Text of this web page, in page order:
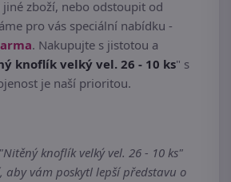
zboží, nebo odstoupit od
pro vás speciální nabídku -
. Nakupujte s jistotou a
knoflík velký vel. 26 - 10 ks" s
je naší prioritou.
knoflík velký vel. 26 - 10 ks"
vám poskytl lepší představu o